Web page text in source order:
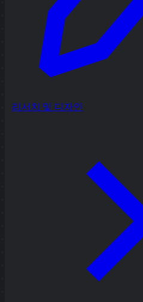
리서치 및 디자인